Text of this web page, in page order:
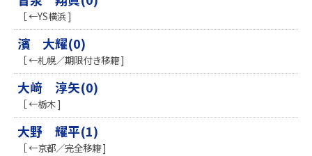
［ ←YS横浜 ]
濱 大耀(0)
［ ←札幌／期限付き移籍 ]
大﨑 淳矢(0)
［ ←栃木 ]
大野 耀平(1)
［ ←京都／完全移籍 ]